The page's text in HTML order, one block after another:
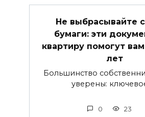
Не выбрасывайте
бумаги: эти
квартиру помогут
лет
Большинство
уверены:
0 23